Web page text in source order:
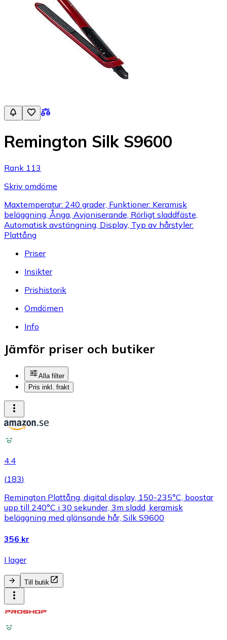
Remington Silk S9600
Rank 113
Skriv omdöme
Maxtemperatur: 240 grader, Funktioner: Keramisk
beläggning, Ånga, Avjoniserande, Rörligt sladdfäste,
Automatisk avstängning, Display, Typ av hårstyler:
Plattång
Priser
Insikter
Prishistorik
Omdömen
Info
Jämför priser och butiker
Alla filter
Pris inkl. frakt
4.4
(183)
Remington Plattång, digital display, 150-235°C, boostar
upp till 240°C i 30 sekunder, 3m sladd, keramisk
beläggning med glänsande hår, Silk S9600
356 kr
I lager
Till butik